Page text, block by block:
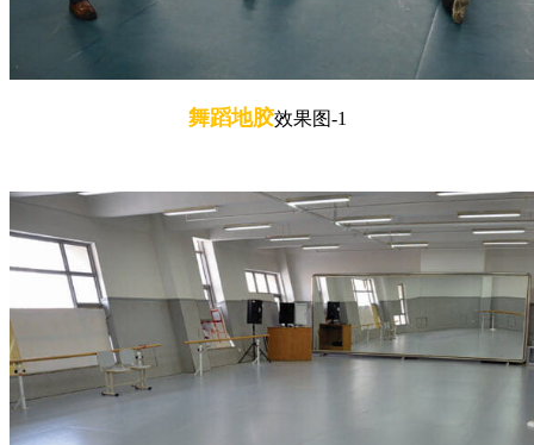
舞蹈地胶效果图-1